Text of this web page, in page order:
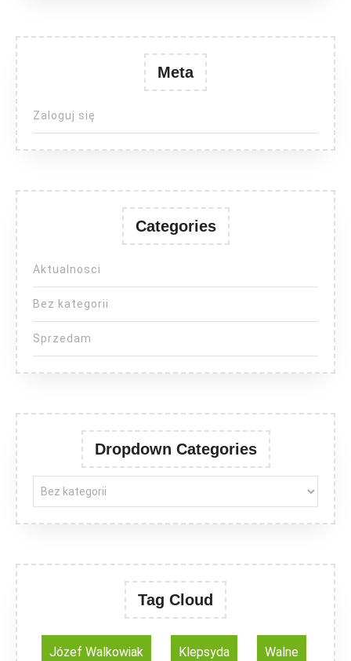
Meta
Zaloguj się
Categories
Aktualnosci
Bez kategorii
Sprzedam
Dropdown Categories
Tag Cloud
Józef Walkowiak Klepsyda Walne